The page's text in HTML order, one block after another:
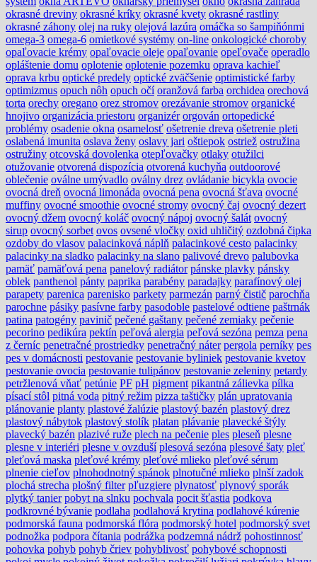
okrasné dreviny okrasné kríky okrasné kvety okrasné rastliny
okrasné záhony olej na ruky olejová lazúra omáčka so šampiňónmi
omega-3 omega-6 omietkové systémy on-line onkologické choroby
opaľovacie krémy opaľovacie oleje opaľovanie opeľovače operadlo
opláštenie domu oplotenie oplotenie pozemku oprava kachieľ
oprava krbu optické predely optické zväčšenie optimistické farby
optimizmus opuch nôh opuch očí oranžová farba orchidea orechová
torta orechy oregano orez stromov orezávanie stromov organické
hnojivo organizácia priestoru organizér orgován ortopedické
problémy osadenie okna osamelosť ošetrenie dreva ošetrenie pleti
oslabená imunita oslava ženy oslavy jari oštiepok ostriež ostružina
ostružiny otcovská dovolenka otepľovačky otlaky otužilci
otužovanie otvorená dispozícia otvorená kuchyňa outdoorové
oblečenie oválne umývadlo oválny drez ovládanie bicykla ovocie
ovocná dreň ovocná limonáda ovocná pena ovocná šťava ovocné
muffiny ovocné smoothie ovocné stromy ovocný čaj ovocný dezert
ovocný džem ovocný koláč ovocný nápoj ovocný šalát ovocný
sirup ovocný sorbet ovos ovsené vločky oxid uhličitý ozdobná čipka
ozdoby do vlasov palacinková náplň palacinkové cesto palacinky
palacinky na sladko palacinky na slano palivové drevo palubovka
pamäť pamäťová pena panelový radiátor pánske plavky pánsky
oblek panthenol pánty paprika parabény paradajky parafínový olej
parapety parenica parenisko parkety parmezán parný čistič parochňa
parochne pásiky pasívne farby pasodoble pastelové odtiene paštrnák
patina patogény pavinič pečené gaštany pečené zemiaky pečenie
pecorino pedikúra pektín peľová alergia peľová sezóna pemza pena
z černíc penetračné prostriedky penetračný náter pergola perníky pes
pes v domácnosti pestovanie pestovanie byliniek pestovanie kvetov
pestovanie ovocia pestovanie tulipánov pestovanie zeleniny petardy
petržlenová vňať petúnie PF pH pigment pikantná zálievka pílka
písací stôl pitná voda pitný režim pizza taštičky plán upratovania
plánovanie planty plastové žalúzie plastový bazén plastový drez
plastový nábytok plastový stolík platan plávanie plavecké štýly
plavecký bazén plazivé ruže plech na pečenie ples pleseň plesne
plesne v interiéri plesne v ovzduší plesová sezóna plesové šaty pleť
pleťová maska pleťové krémy pleťové mlieko pleťové sérum
plnenie cieľov plnohodnotný spánok plnotučné mlieko plnší zadok
plochá strecha plošný filter pľuzgiere plynatosť plynový sporák
plytký tanier pobyt na slnku pochvala pocit šťastia podkova
podkrovné bývanie podlaha podlahová krytina podlahové kúrenie
podmorská fauna podmorská flóra podmorský hotel podmorský svet
podnožka podpora čítania podrážka podzemná nádrž pohostinnosť
pohovka pohyb pohyb čriev pohyblivosť pohybové schopnosti